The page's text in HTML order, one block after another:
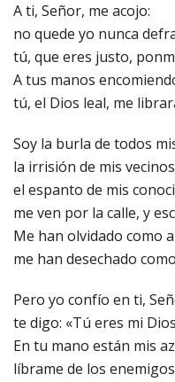
A ti, Señor, me acojo:
no quede yo nunca
tú, que eres justo,
A tus manos
tú, el Dios leal, me
Soy la burla de todos
la irrisión de mis
el espanto de mis
me ven por la calle, y
Me han olvidado como
me han desechado
Pero yo confío en ti,
te digo: «Tú eres mi
En tu mano están mis
líbrame de los